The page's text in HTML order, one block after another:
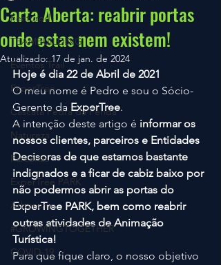
Featured
TEAMBUILDING
Eventos Trail
ExperTree
Cascata Pedra da Ferida
Natureza
Parcerias
ExperTree PARK
Arborismo
#GROWINGTOGETHER
COVID-19
Carta Aberta: reabrir portas
onde estas nem existem!
Atualizado:17 de jan. de 2024
Hoje é dia 22 de Abril de 2021
O meu nome é Pedro e sou o Sócio-
Gerente da ExperTree.
A intenção deste artigo é informar os
nossos clientes, parceiros e Entidades
Decisoras de que estamos bastante
indignados e a ficar de cabiz baixo por
não podermos abrir as portas do
ExperTree PARK, bem como reabrir
outras atividades de Animação
Turística!
Para que fique claro, o nosso objetivo